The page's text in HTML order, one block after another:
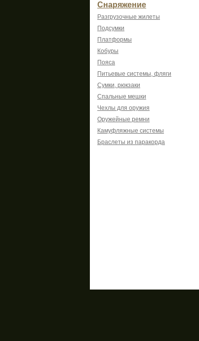
Снаряжение
Разгрузочные жилеты
Подсумки
Платформы
Кобуры
Пояса
Питьевые системы, фляги
Сумки, рюкзаки
Спальные мешки
Чехлы для оружия
Оружейные ремни
Камуфляжные системы
Браслеты из паракорда